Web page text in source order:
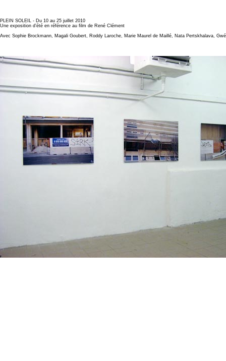
PLEIN SOLEIL - Du 10 au 25 juillet 2010
Une exposition d’été en référence au film de René Clément
Avec Sophie Brockmann, Magali Goubert, Roddy Laroche, Marie Maurel de Maillé, Nata Pertskhalava,